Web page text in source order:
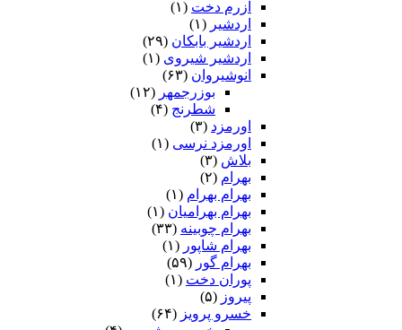
آزرم دخت (۱)
اردشیر (۱)
اردشیر بابکان (۲۹)
اردشیر شیروی (۱)
انوشیروان (۶۳)
بوزرجمهر (۱۲)
شطرنج (۴)
اورمزد (۳)
اورمزد نرسى‏ (۱)
بلاش (۳)
بهرام (۲)
بهرام بهرام (۱)
بهرام بهرامیان‏ (۱)
بهرام چوبینه (۳۳)
بهرام شاپور (۱)
بهرام گور (۵۹)
پوران دخت (۱)
پیروز (۵)
خسرو پرویز (۶۴)